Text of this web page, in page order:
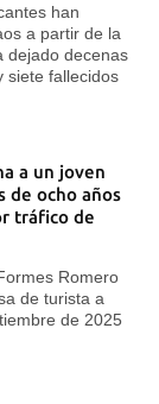
han
a partir de la
dejado decenas
siete fallecidos
a un joven
de ocho años
tráfico de
Romero
de turista a
de 2025